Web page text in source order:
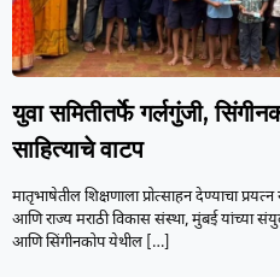
युवा समितीतर्फे गर्लगुंजी,
साहित्याचे वाटप
मातृभाषेतील शिक्षणाला प्रोत्साहन देण्याचा
आणि राज्य मराठी विकास संस्था, मुंबई यांच्या
आणि सिंगीनकोप येथील […]